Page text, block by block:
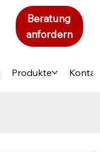
Produkte
Beratung
anfordern